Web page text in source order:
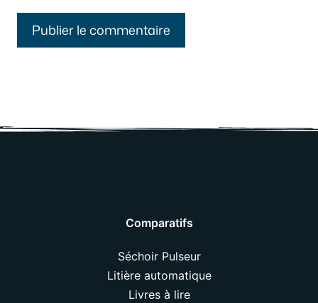
Comparatifs
Séchoir Pulseur
Litière automatique
Livres à lire